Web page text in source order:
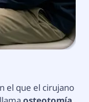
el que el cirujano